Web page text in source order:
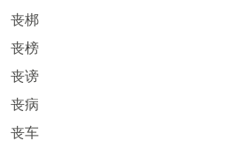
丧梆
丧榜
丧谤
丧病
丧车